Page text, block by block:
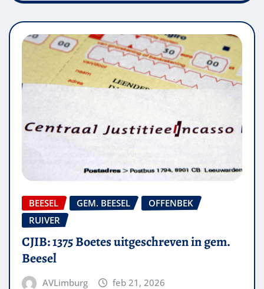
BEESEL GEM. BEESEL
OFFENBEK
RUIVER
CJIB: 1375 Boetes uitgeschreven in gem.
Beesel
AVLimburg feb 21, 2026